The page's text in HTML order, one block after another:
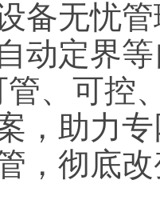
备无忧
动定界
、可控
，助力
，彻底